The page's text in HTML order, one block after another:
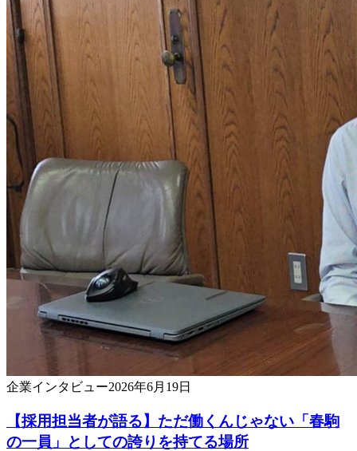
企業インタビュー2026年6月19日
【採用担当者が語る】ただ働くんじゃない「春駒
の一員」としての誇りを持てる場所